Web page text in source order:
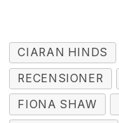
CIARAN HINDS
RECENSIONER
FIONA SHAW